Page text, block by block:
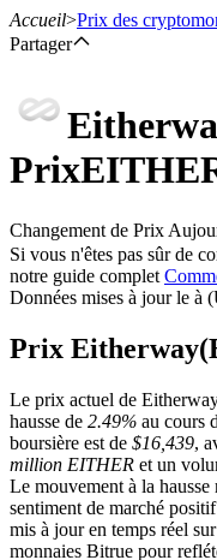
Contrats à terme
Futures utilisant
Accueil>Prix des
Partager
Prix
Changement de Prix
Si vous n'êtes pas sûr de
notre guide complet
Données mises à jour le à
Prix
Le prix actuel de
hausse de 2.49% au cours
boursière est de $16,439,
million EITHER et un
Le mouvement à la
sentiment de marché
mis à jour en temps réel
monnaies Bitrue pour